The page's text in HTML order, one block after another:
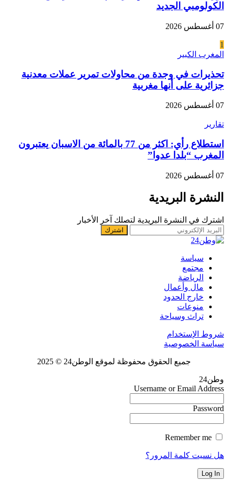
الكولومبي الجديد
07 أغسطس 2026
1
المغرب الكبير
تحذيرات في وجدة من محاولات تمرير عملات معدنية
جزائرية على أنها مغربية
07 أغسطس 2026
تقارير
استطلاع رأي: اكثر من 77 بالمائة من الاسبان يعتبرون
المغرب “بلدا عدوا”
07 أغسطس 2026
النشرة البريدية
اشترك في النشرة البريدية لتصلك آخر الأخبار
سياسة
مجتمع
الرياضة
مال وأعمال
خارج الحدود
منوعات
تراث وسياحة
شروط الإستخدام
سياسة الخصوصية
جميع الحقوق محفوظة لموقع الوطن24 © 2025
وطن24
Username or Email Address
Password
هل نسيت كلمة المرور؟